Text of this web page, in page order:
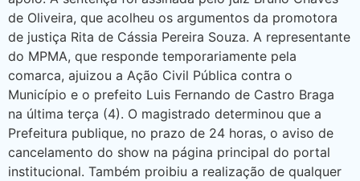
de Oliveira, que acolheu os argumentos da promotora
de justiça Rita de Cássia Pereira Souza. A representante
do MPMA, que responde temporariamente pela
comarca, ajuizou a Ação Civil Pública contra o
Município e o prefeito Luis Fernando de Castro Braga
na última terça (4). O magistrado determinou que a
Prefeitura publique, no prazo de 24 horas, o aviso de
cancelamento do show na página principal do portal
institucional. Também proibiu a realização de qualquer